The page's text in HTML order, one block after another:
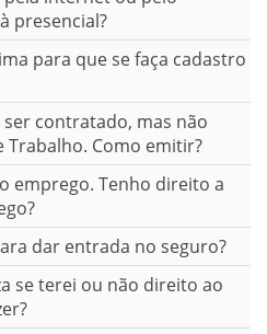
presencial?
para que se faça cadastro
contratado, mas não
Trabalho. Como emitir?
emprego. Tenho direito a
dar entrada no seguro?
se terei ou não direito ao